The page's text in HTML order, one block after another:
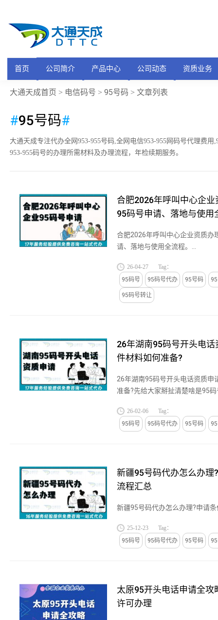
首页 公司简介 产品中心 公司动态 资质业务
大通天成首页 > 电信码号 > 95号码 > 文章列表
#95号码#
大通天成专注代办全网953-955号码,全网电信953-955网码号代理费用
953-955码号的办理所需材料及办理流程，年检续期服务。
合肥2026年呼叫中心企
95码号申请、落地与使用
合肥2026年呼叫中心企业资质办
请、落地与使用全流程。...
26-04-27
Tag：
95码号
95码号代办 95号码
95码号转让
26年湖南95码号开头电
件材料如何准备?
26年湖南95码号开头电话资质申
准备?先给大家掰扯清楚啥是95
理办法》...
26-02-06
Tag：
95码号
95码号代办 95号码
新疆95号码代办怎么办理
流程汇总
新疆95号码代办怎么办理?申请
25-12-23
Tag：
95码号
95码号代办 95号码
太原95开头电话申请全攻
许可办理